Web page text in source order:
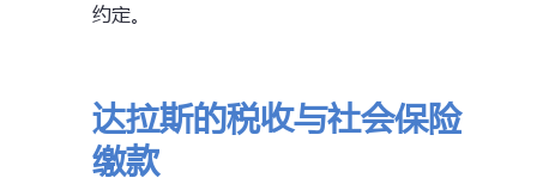
约定。
达拉斯的税收与社会保险
缴款